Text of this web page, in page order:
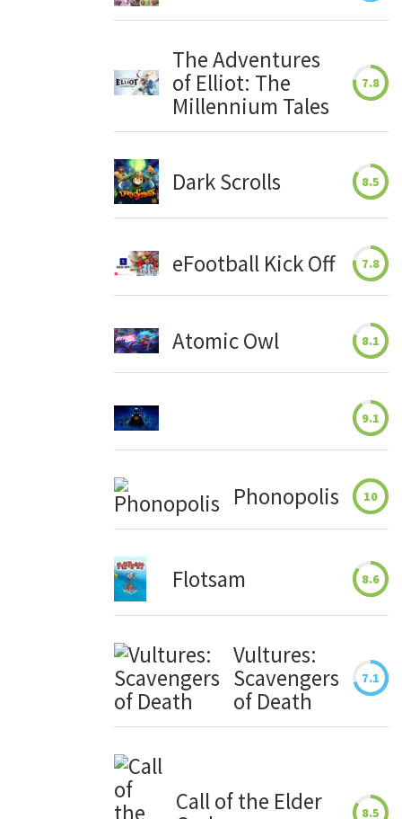
The Adventures
of Elliot: The
Millennium Tales
7.8
Dark Scrolls 8.5
eFootball Kick Off 7.8
Atomic Owl 8.1
9.1
Phonopolis 10
Flotsam 8.6
Vultures:
Scavengers
of Death
7.1
Call of the Elder
8.5